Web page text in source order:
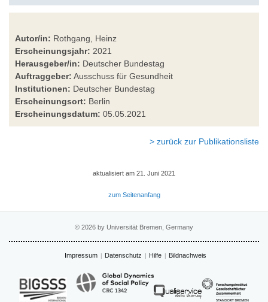
Autor/in: Rothgang, Heinz
Erscheinungsjahr: 2021
Herausgeber/in: Deutscher Bundestag
Auftraggeber: Ausschuss für Gesundheit
Institutionen: Deutscher Bundestag
Erscheinungsort: Berlin
Erscheinungsdatum: 05.05.2021
> zurück zur Publikationsliste
aktualisiert am 21. Juni 2021
zum Seitenanfang
© 2026 by Universität Bremen, Germany
Impressum Datenschutz Hilfe Bildnachweis